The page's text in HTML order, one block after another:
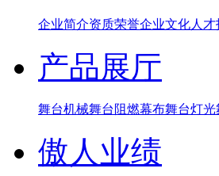
企业简介资质荣誉企业文化人
产品展厅
舞台机械舞台阻燃幕布舞台灯光
傲人业绩